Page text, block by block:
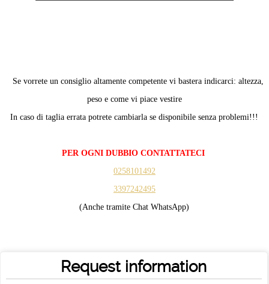
Se vorrete un consiglio altamente competente vi bastera indicarci: altezza,
peso e come vi piace vestire
In caso di taglia errata potrete cambiarla se disponibile senza problemi!!!
PER OGNI DUBBIO CONTATTATECI
0258101492
3397242495
(Anche tramite Chat WhatsApp)
Request information